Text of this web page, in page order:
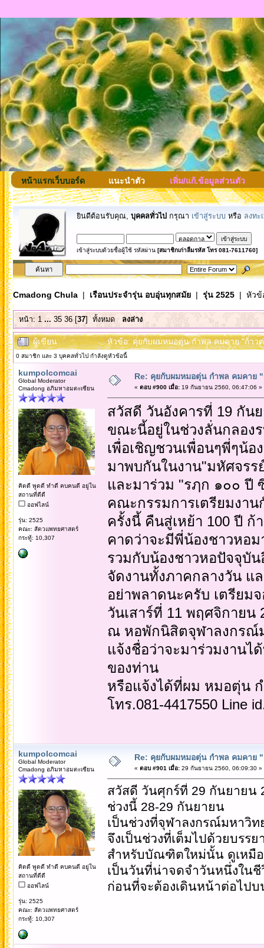
หน้าแรกเว็บบอร์ด แนะนำตัว เพิ่ม/แก้.ข้อมูลส่วนตัว
ยินดีต้อนรับคุณ, บุคคลทั่วไป กรุณา เข้าสู่ระบบ หรือ ลงทะ
เข้าสู่ระบบด้วยชื่อผู้ใช้ รหัสผ่าน [สมาชิกเก่าลืมรหัส โทร 081-7611760]
Cmadong Chula| เรือนประจำรุ่น อบอุ่นทุกสมัย| รุ่น 2525| หัวข้
หน้า:1 ... 35 36[37] ทั้งหมด ลงล่าง
ผู้เขียน หัวข้อ: คุยกับผมหมอตุ่น กำพล คมคาย "ก้าว
0 สมาชิก และ 3 บุคคลทั่วไป กำลังดูหัวข้อนี้
kumpolcomcai
Global Moderator
Cmadong อภิมหาอมตะเซียน
คิดดี พูดดี ทำดี คบคนดี อยู่ใน
สถานที่ดีดี
ออฟไลน์
รุ่น: 2525
คณะ: สัตวแพทยศาสตร์
กระทู้: 10,307
Re: คุยกับผมหมอตุ่น กำพล คมคาย
« ตอบ #900 เมื่อ:19 กันยายน 2560, 06:47:06 »
สวัสดี วันอังคารที่ 19 กัน
ขณะนี้อยู่ในช่วงลั่นกลอง
เพื่อเชิญชวนเพื่อนๆพี่ๆน้อ
มาพบกันในงาน"มหัศจรร
และมาร่วม "รฦก ๑๐๐ ปี
คณะกรรมการเตรียมงา
ครั้งนี้ คืนสู่เหย้า 100 ปี ก้
คาดว่าจะมีพี่น้องชาวหอ
รวมกับน้องชาวหอปัจจุบั
จัดงานทั้งภาคกลางวัน แ
อย่าพลาดนะครับ เตรียม
วันเสาร์ที่ 11 พฤศจิกายน
ณ หอพักนิสิตจุฬาลงกรณ์
แจ้งชื่อว่าจะมาร่วมงาน
ของท่าน
หรือแจ้งได้ที่ผม หมอตุ่น
โทร.081-4417550 Line
kumpolcomcai
Global Moderator
Cmadong อภิมหาอมตะเซียน
คิดดี พูดดี ทำดี คบคนดี อยู่ใน
สถานที่ดีดี
ออฟไลน์
รุ่น: 2525
คณะ: สัตวแพทยศาสตร์
กระทู้: 10,307
Re: คุยกับผมหมอตุ่น กำพล คมคาย
« ตอบ #901 เมื่อ:29 กันยายน 2560, 06:09:30 »
สวัสดี วันศุกร์ที่ 29 กันยายน
ช่วงนี้ 28-29 กันยายน
เป็นช่วงที่จุฬาลงกรณ์มหาวิ
จึงเป็นช่วงที่เต็มไปด้วยบรร
สำหรับบัณฑิตใหม่นั้น ดูเหมื
เป็นวันที่น่าจดจำวันหนึ่งในชี
ก่อนที่จะต้องเดินหน้าต่อไปบ